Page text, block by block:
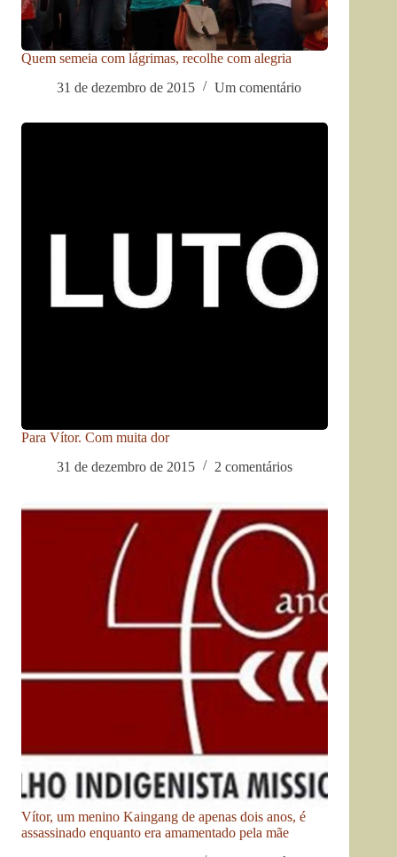
Quem semeia com lágrimas, recolhe com alegria
31 de dezembro de 2015
Um comentário
Para Vítor. Com muita dor
31 de dezembro de 2015
2 comentários
Vítor, um menino Kaingang de apenas dois anos, é
assassinado enquanto era amamentado pela mãe